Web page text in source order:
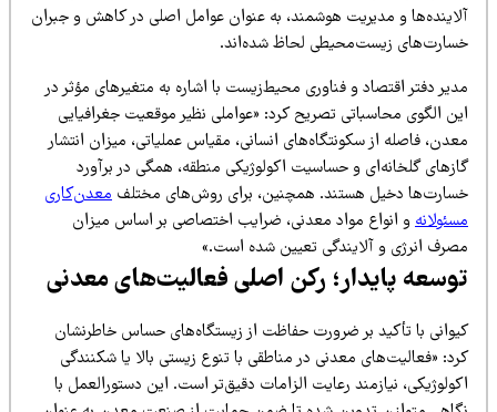
و مدیریت هوشمند، به عنوان عوامل اصلی در کاهش و جبران
زیست‌محیطی لحاظ شده‌اند.
دفتر اقتصاد و فناوری محیط‌زیست با اشاره به متغیرهای مؤثر در
الگوی محاسباتی تصریح کرد: «عواملی نظیر موقعیت جغرافیایی
فاصله از سکونتگاه‌های انسانی، مقیاس عملیاتی، میزان انتشار
گلخانه‌ای و حساسیت اکولوژیکی منطقه، همگی در برآورد
دخیل هستند. همچنین، برای روش‌های مختلفمعدن‌کاری
و انواع مواد معدنی، ضرایب اختصاصی بر اساس میزان
انرژی و آلایندگی تعیین شده است.»
پایدار؛ رکن اصلی فعالیت‌های معدنی
با تأکید بر ضرورت حفاظت از زیستگاه‌های حساس خاطرنشان
«فعالیت‌های معدنی در مناطقی با تنوع زیستی بالا یا شکنندگی
نیازمند رعایت الزامات دقیق‌تر است. این دستورالعمل با